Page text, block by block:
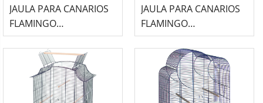
JAULA PARA CANARIOS
FLAMINGO
(36,5x25,5x38cm) -
LOMBOK 1 NEGRO
JAULA PARA CANARIOS
FLAMINGO
(29,5x22x38cm) - DOLAK
1 NEGRO